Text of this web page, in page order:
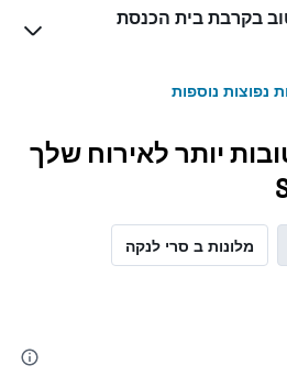
בקרבת בית הכנסת
נפוצות נוספות
יותר לאירוח שלך
מלונות ב סרי לנקה